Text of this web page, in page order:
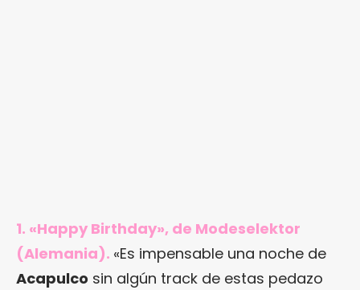
1. «Happy Birthday», de Modeselektor
(Alemania). «Es impensable una noche de
Acapulco sin algún track de estas pedazo